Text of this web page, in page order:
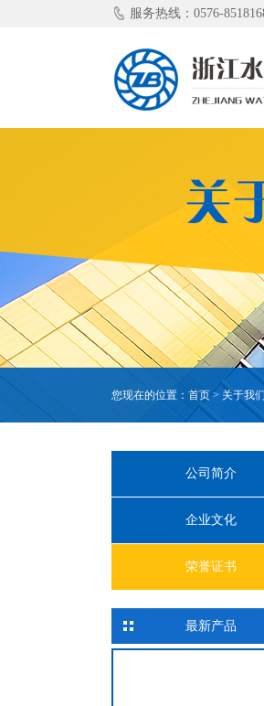
服务热线：0576-
您现在的位置： 首页 > 关于我们
公司简介
企业文化
荣誉证书
最新产品